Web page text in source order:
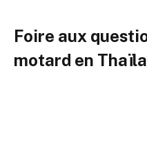
Foire aux
motard en